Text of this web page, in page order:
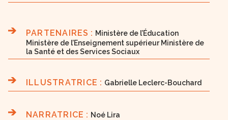
PARTENAIRES : Ministère de l’Éducation
Ministère de l’Enseignement supérieur Ministère de
la Santé et des Services Sociaux
ILLUSTRATRICE : Gabrielle Leclerc-Bouchard
NARRATRICE : Noé Lira